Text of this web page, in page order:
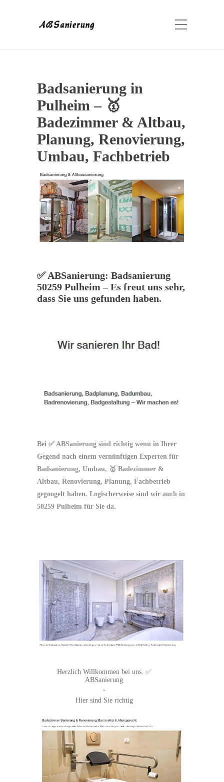
Badsanierung in
Pulheim – 🥇
Badezimmer & Altbau,
Planung, Renovierung,
Umbau, Fachbetrieb
✅ ABSanierung: Badsanierung
50259 Pulheim – Es freut uns sehr,
dass Sie uns gefunden haben.
Bei ✅ ABSanierung sind richtig wenn in Ihrer
Gegend nach einem vernünftigen Experten für
Badsanierung, Umbau, 🥇 Badezimmer &
Altbau, Renovierung, Planung, Fachbetrieb
gegoogelt haben. Logischerweise sind wir auch in
50259 Pulheim für Sie da.
Herzlich Willkommen bei uns. ✅
ABSanierung
-
Hier sind Sie richtig